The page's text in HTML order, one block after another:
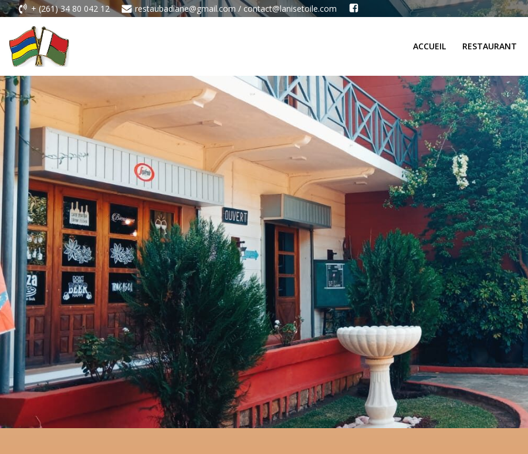
+ (261) 34 80 042 12 restaubadiane@gmail.com / contact@lanisetoile.com
ACCUEIL RESTAURANT